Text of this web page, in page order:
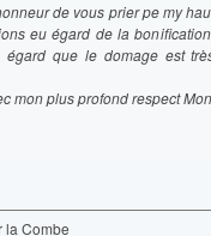
de vous prier pe my
eu égard de la
que le domage est
mon plus profond respect
la Combe